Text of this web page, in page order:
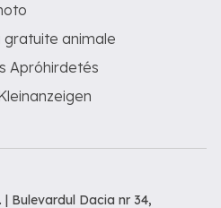
gratuite animale
Apróhirdetés
| Bulevardul Dacia nr 34,